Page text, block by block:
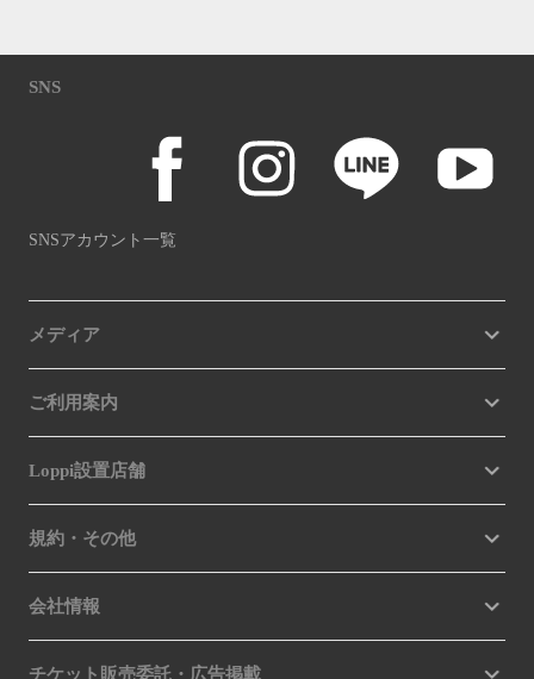
SNS
SNSアカウント一覧
メディア
ご利用案内
Loppi設置店舗
規約・その他
会社情報
チケット販売委託・広告掲載